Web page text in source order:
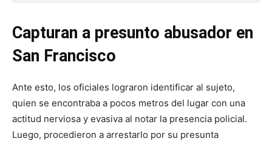
Capturan a presunto abusador en
San Francisco
Ante esto, los oficiales lograron identificar al sujeto,
quien se encontraba a pocos metros del lugar con una
actitud nerviosa y evasiva al notar la presencia policial.
Luego, procedieron a arrestarlo por su presunta